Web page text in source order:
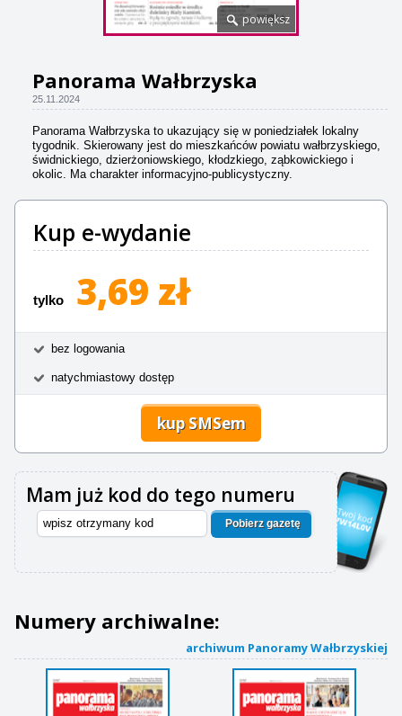
powiększ
Panorama Wałbrzyska
25.11.2024
Panorama Wałbrzyska to ukazujący się w poniedziałek lokalny
tygodnik. Skierowany jest do mieszkańców powiatu wałbrzyskiego,
świdnickiego, dzierżoniowskiego, kłodzkiego, ząbkowickiego i
okolic. Ma charakter informacyjno-publicystyczny.
Kup e-wydanie
tylko 3,69 zł
bez logowania
natychmiastowy dostęp
kup SMSem
Mam już kod do tego numeru
Pobierz gazetę
Numery archiwalne:
archiwum Panoramy Wałbrzyskiej